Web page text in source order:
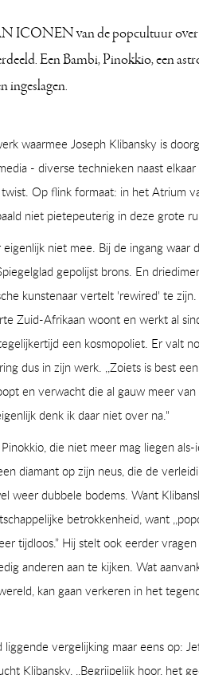
ICONEN van de popcultuur over
Een Bambi, Pinokkio, een
ingeslagen.
waarmee Joseph Klibansky is
- diverse technieken naast
Op flink formaat: in het Atrium
niet pietepeuterig in deze grote
niet mee. Bij de ingang waar
gepolijst brons. En
kunstenaar vertelt 'rewired' te
Zuid-Afrikaan woont en werkt al
een kosmopoliet. Er valt
dus in zijn werk. ,,Zoiets is best
en verwacht die al gauw meer
denk ik daar niet over na."
die niet meer mag liegen
diamant op zijn neus, die de
weer dubbele bodems. Want
betrokkenheid, want
tijdloos.” Hij stelt ook eerder
anderen aan te kijken. Wat
kan gaan verkeren in het
vergelijking maar eens op:
Klibansky, ,,Begrijpelijk hoor, het